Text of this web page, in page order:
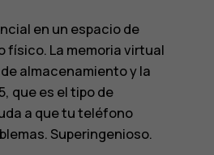
en un espacio de
físico. La memoria virtual
almacenamiento y la
que es el tipo de
a que tu teléfono
Superingenioso.